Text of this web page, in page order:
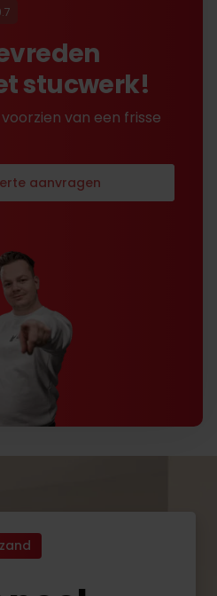
stucwerk!
van een frisse
aanvragen